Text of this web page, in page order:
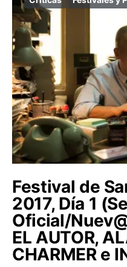
Festival de
2017, Día 1
Oficial/
EL AUTOR,
CHARMER e